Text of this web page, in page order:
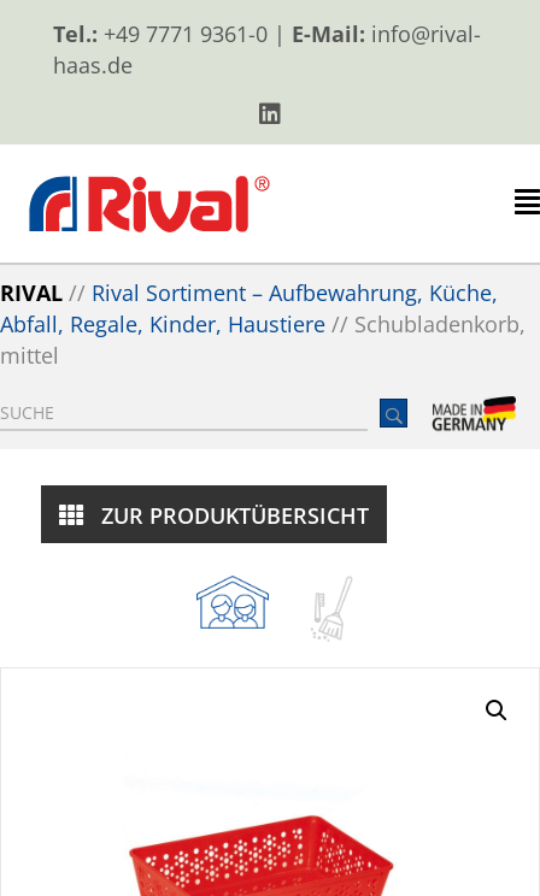
Tel.: +49 7771 9361-0 | E-Mail: info@rival-
haas.de
RIVAL // Rival Sortiment – Aufbewahrung, Küche,
Abfall, Regale, Kinder, Haustiere // Schubladenkorb,
mittel
ZUR PRODUKTÜBERSICHT